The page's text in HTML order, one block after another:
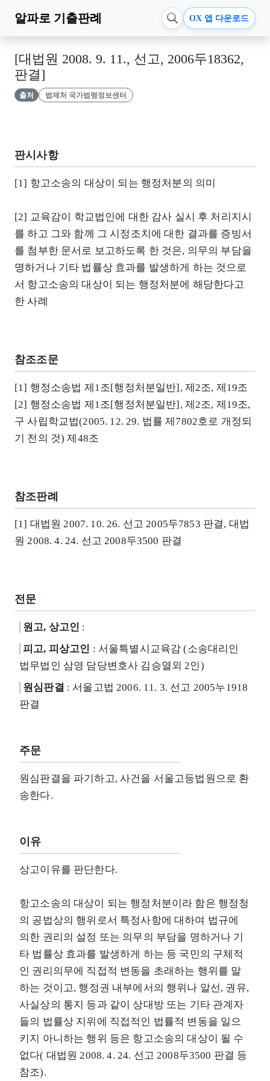
알파로 기출판례 OX 앱 다운로드
[대법원 2008. 9. 11., 선고, 2006두18362,
판결]
출처 법제처 국가법령정보센터
판시사항
[1] 항고소송의 대상이 되는 행정처분의 의미
[2] 교육감이 학교법인에 대한 감사 실시 후 처리지시
를 하고 그와 함께 그 시정조치에 대한 결과를 증빙서
를 첨부한 문서로 보고하도록 한 것은, 의무의 부담을
명하거나 기타 법률상 효과를 발생하게 하는 것으로
서 항고소송의 대상이 되는 행정처분에 해당한다고
한 사례
참조조문
[1] 행정소송법 제1조[행정처분일반], 제2조, 제19조
[2] 행정소송법 제1조[행정처분일반], 제2조, 제19조,
구 사립학교법(2005. 12. 29. 법률 제7802호로 개정되
기 전의 것) 제48조
참조판례
[1] 대법원 2007. 10. 26. 선고 2005두7853 판결, 대법
원 2008. 4. 24. 선고 2008두3500 판결
전문
원고, 상고인 :
피고, 피상고인 : 서울특별시교육감 (소송대리인
법무법인 삼영 담당변호사 김승열외 2인)
원심판결 : 서울고법 2006. 11. 3. 선고 2005누1918
판결
주문
원심판결을 파기하고, 사건을 서울고등법원으로 환
송한다.
이유
상고이유를 판단한다.
항고소송의 대상이 되는 행정처분이라 함은 행정청
의 공법상의 행위로서 특정사항에 대하여 법규에
의한 권리의 설정 또는 의무의 부담을 명하거나 기
타 법률상 효과를 발생하게 하는 등 국민의 구체적
인 권리의무에 직접적 변동을 초래하는 행위를 말
하는 것이고, 행정권 내부에서의 행위나 알선, 권유,
사실상의 통지 등과 같이 상대방 또는 기타 관계자
들의 법률상 지위에 직접적인 법률적 변동을 일으
키지 아니하는 행위 등은 항고소송의 대상이 될 수
없다( 대법원 2008. 4. 24. 선고 2008두3500 판결 등
참조).